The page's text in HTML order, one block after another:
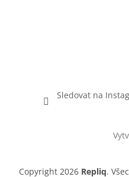
Sledovat na
Copyright 2026 Repliq.